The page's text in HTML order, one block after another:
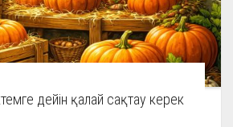
дейін қалай сақтау керек